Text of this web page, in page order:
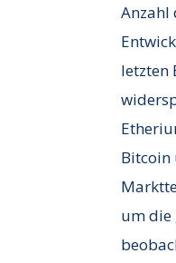
Anzahl
letzten
Bitcoin
um die